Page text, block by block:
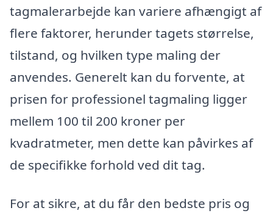
tagmalerarbejde kan variere afhængigt af
flere faktorer, herunder tagets størrelse,
tilstand, og hvilken type maling der
anvendes. Generelt kan du forvente, at
prisen for professionel tagmaling ligger
mellem 100 til 200 kroner per
kvadratmeter, men dette kan påvirkes af
de specifikke forhold ved dit tag.
For at sikre, at du får den bedste pris og